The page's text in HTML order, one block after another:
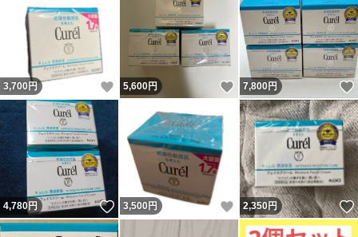
3,700 円 いいね！
5,600円 いいね！
7,800円
4,780円 いいね！
3,500 円 いいね！
2,350円